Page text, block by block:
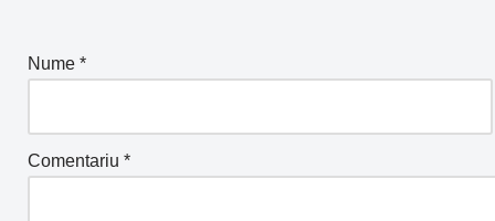
Nume *
Comentariu *